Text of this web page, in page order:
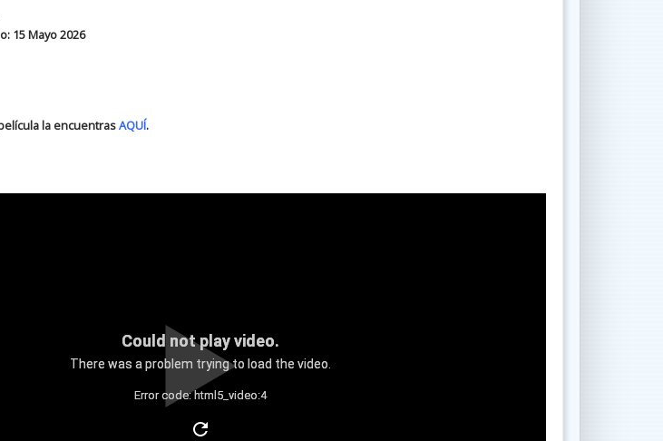
15 Mayo 2026
la encuentrasAQUÍ.
Could not play video.
There was a problem trying to load the video.
Error code: html5_video:4